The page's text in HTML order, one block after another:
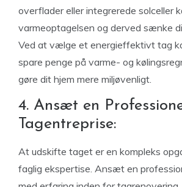
overflader eller integrerede solceller
varmeoptagelsen og derved sænke
Ved at vælge et energieffektivt tag
spare penge på varme- og
gøre dit hjem mere miljøvenligt.
4. Ansæt en
Tagentreprise:
At udskifte taget er en kompleks
faglig ekspertise. Ansæt en